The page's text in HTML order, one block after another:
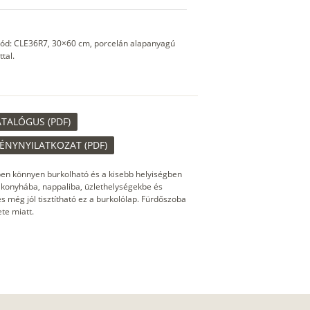
CLE36R7, 30×60 cm, porcelán alapanyagú
(PDF)
(PDF)
könnyen burkolható és a kisebb helyiségben
nappaliba, üzlethelységekbe és
még jól tisztítható ez a burkolólap. Fürdőszoba
miatt.